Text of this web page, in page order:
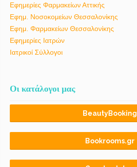
Εφημερίες Φαρμακείων Αττικής
Εφημ. Νοσοκομείων Θεσσαλονίκης
Εφημ. Φαρμακείων Θεσσαλονίκης
Εφημερίες Ιατρών
Ιατρικοί Σύλλογοι
Οι κατάλογοι μας
BeautyBooking
Bookrooms.gr